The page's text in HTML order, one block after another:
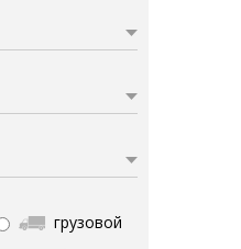
грузовой